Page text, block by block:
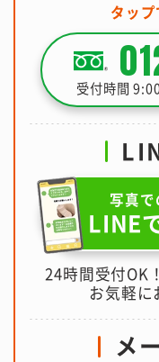
タッ
受付時間
写真で
LINE
24時間受付OK
お気軽に
メ